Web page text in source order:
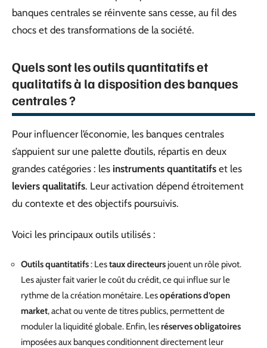
banques centrales se réinvente sans cesse, au fil des
chocs et des transformations de la société.
Quels sont les outils quantitatifs et
qualitatifs à la disposition des banques
centrales ?
Pour influencer l’économie, les banques centrales
s’appuient sur une palette d’outils, répartis en deux
grandes catégories : les instruments quantitatifs et les
leviers qualitatifs. Leur activation dépend étroitement
du contexte et des objectifs poursuivis.
Voici les principaux outils utilisés :
Outils quantitatifs: Lestaux directeurs jouent un rôle pivot.
Les ajuster fait varier le coût du crédit, ce qui influe sur le
rythme de la création monétaire. Lesopérations d’open
market, achat ou vente de titres publics, permettent de
moduler la liquidité globale. Enfin, lesréserves obligatoires
imposées aux banques conditionnent directement leur